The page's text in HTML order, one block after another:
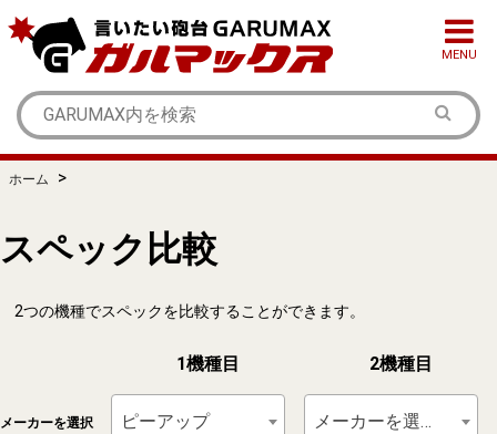
MENU
ホーム >
スペック比較
2つの機種でスペックを比較することができます。
1機種目 2機種目
メーカーを選択 ピーアップ メーカーを選択